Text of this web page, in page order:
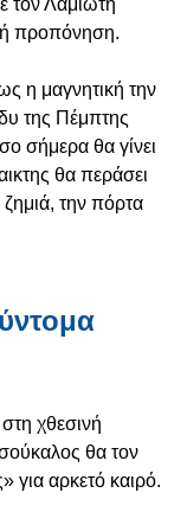
τον Λαμιώτη
προπόνηση.
η μαγνητική την
της Πέμπτης
σήμερα θα γίνει
θα περάσει
την πόρτα
χθεσινή
θα τον
για αρκετό καιρό.